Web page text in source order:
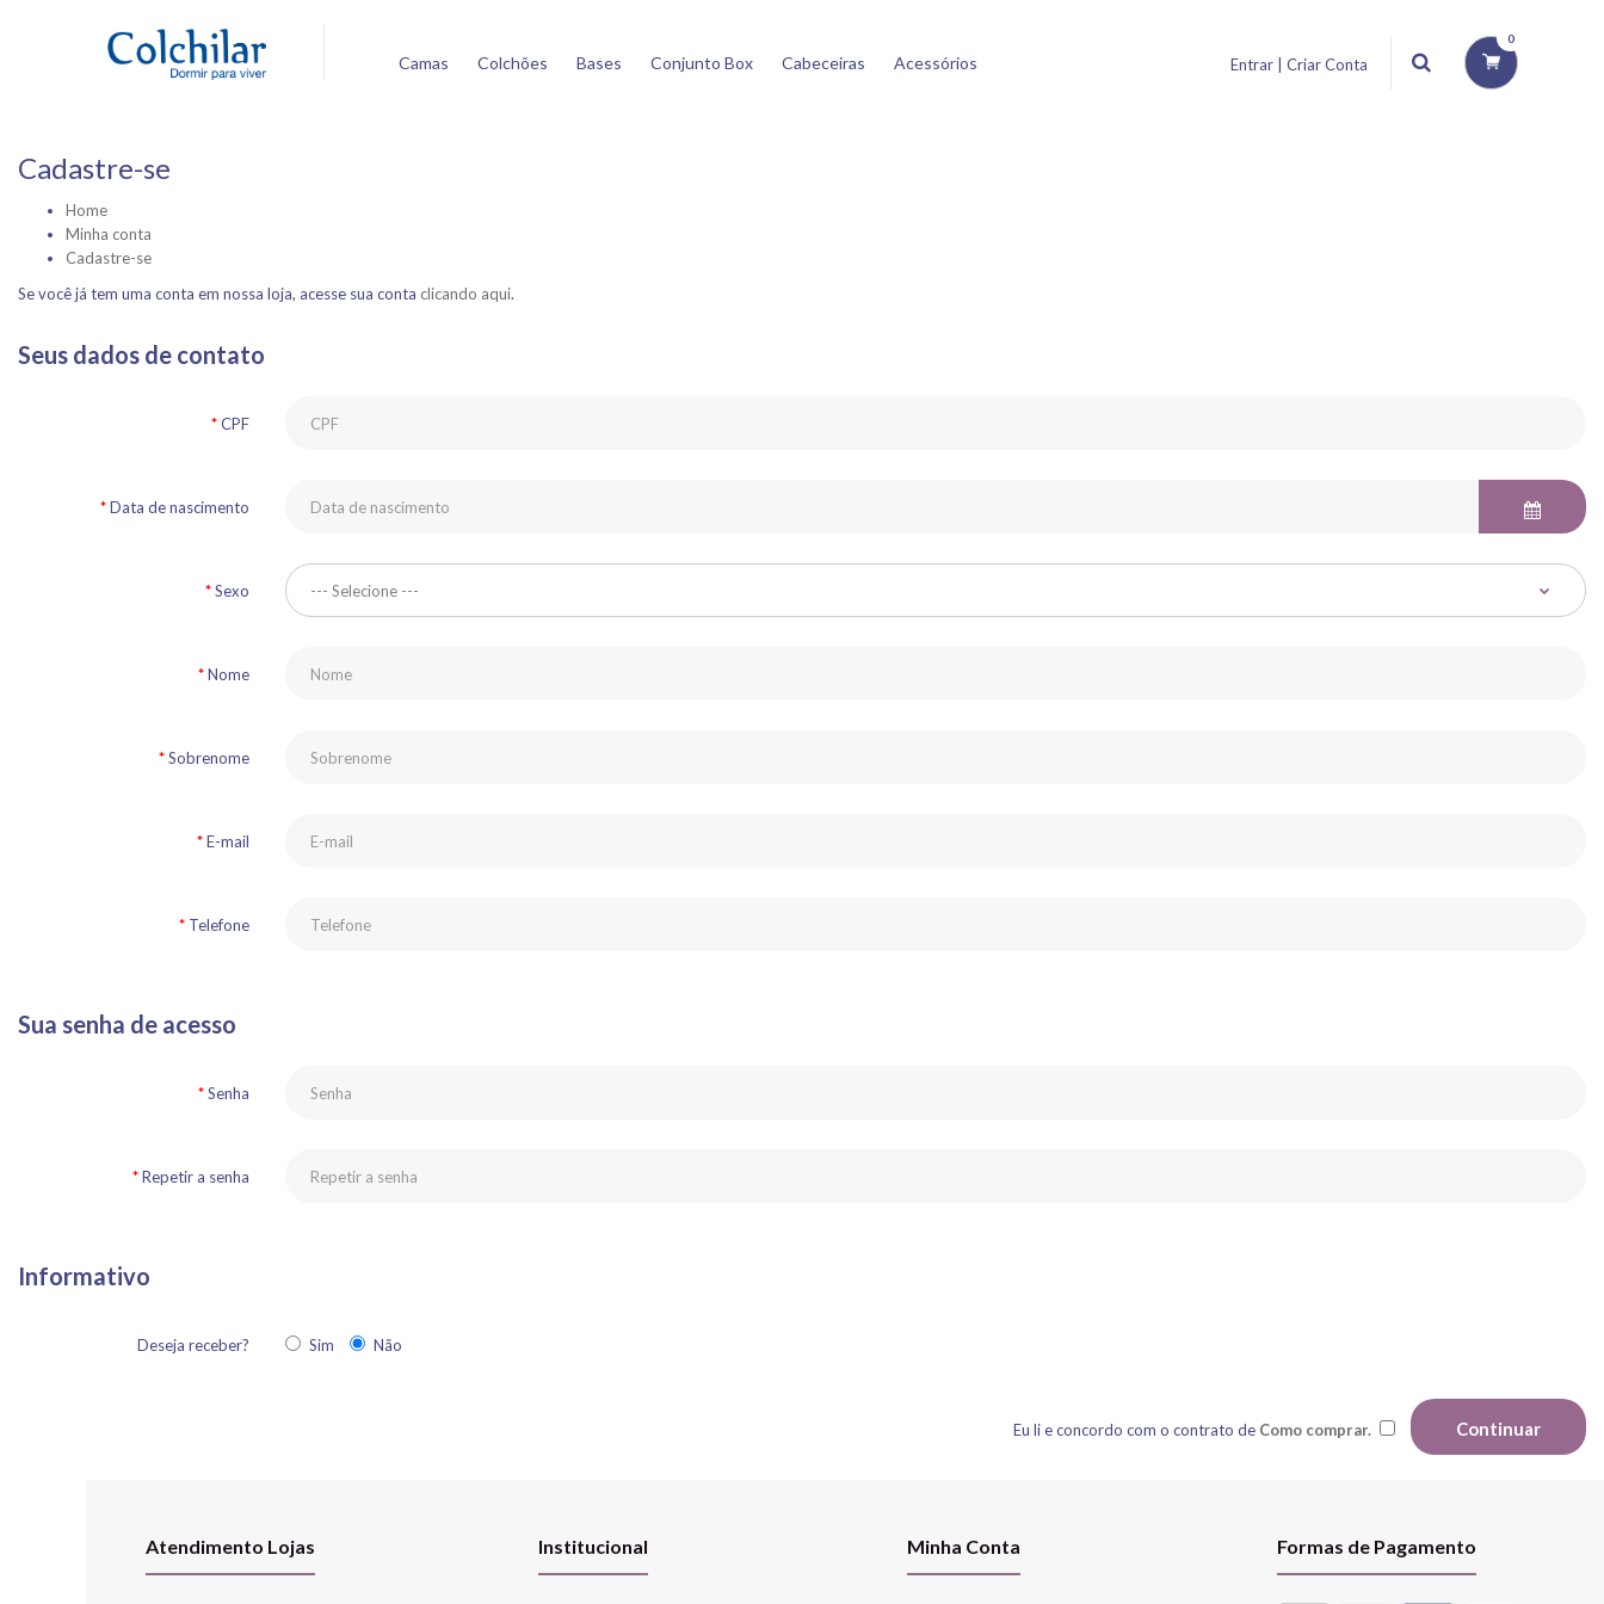
Camas Colchões Bases Conjunto Box Cabeceiras Acessórios Entrar | Criar Conta
0
Cadastre-se
Home
Minha conta
Cadastre-se
Se você já tem uma conta em nossa loja, acesse sua conta clicando aqui.
Seus dados de contato
CPF
Data de nascimento
Sexo
Nome
Sobrenome
E-mail
Telefone
Sua senha de acesso
Senha
Repetir a senha
Informativo
Deseja receber? Sim Não
Eu li e concordo com o contrato de Como comprar.
Atendimento Lojas Institucional Minha Conta Formas de Pagamento